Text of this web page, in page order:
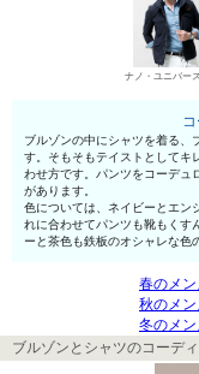
ブルゾンの中にシャツを着る、
す。そもそもテイストとしてキ
わせ方です。パンツをコーデュ
があります。
色については、ネイビーとエン
れに合わせてパンツも靴もくす
ーと茶色も鉄板のオシャレな色
春のメ
秋のメ
冬のメ
ブルゾンとシャツのコーデ